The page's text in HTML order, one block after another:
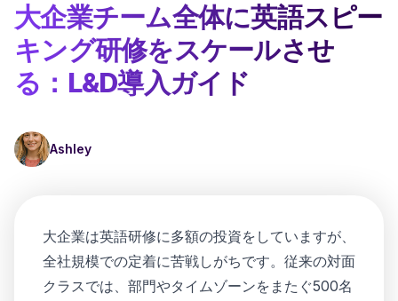
大企業チーム全体に英語スピー
キング研修をスケールさせ
る：L&D導入ガイド
Ashley
大企業は英語研修に多額の投資をしていますが、
全社規模での定着に苦戦しがちです。従来の対面
クラスでは、部門やタイムゾーンをまたぐ500名